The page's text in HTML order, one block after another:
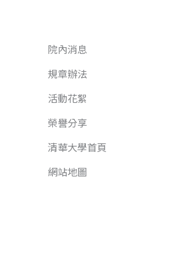
院內消息
規章辦法
活動花絮
榮譽分享
清華大學首頁
網站地圖